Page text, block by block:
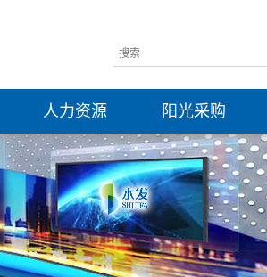
人力资源
社会招聘
校园招聘
公示
阳光采购
信息公开